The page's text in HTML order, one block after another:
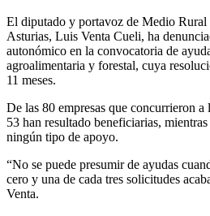
El diputado y portavoz de Medio Rural
Asturias, Luis Venta Cueli, ha
autonómico en la convocatoria de
agroalimentaria y forestal, cuya
11 meses.
De las 80 empresas que concurrieron
53 han resultado beneficiarias,
ningún tipo de apoyo.
“No se puede presumir de ayudas
cero y una de cada tres solicitudes
Venta.